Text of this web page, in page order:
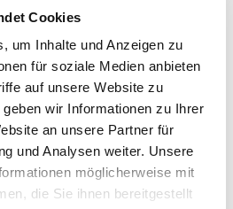
Cookies
um Inhalte und Anzeigen zu
für soziale Medien anbieten
auf unsere Website zu
wir Informationen zu Ihrer
an unsere Partner für
und Analysen weiter. Unsere
möglicherweise mit
die Sie ihnen bereitgestellt
zur Umgestaltung
Gartens